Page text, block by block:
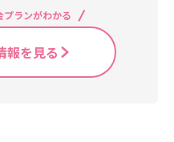
ランがわかる
報を見る